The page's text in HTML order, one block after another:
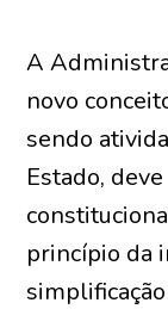
A
novo
sendo
Estado,
princípio da